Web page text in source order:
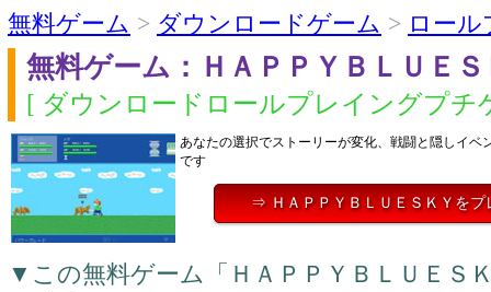
無料ゲーム > ダウンロードゲーム > ロー
無料ゲーム：ＨＡＰＰＹＢＬＵＥＳ
[ ダウンロードロールプレイングプチ
あなたの選択でストーリーが変化、戦闘と隠しイベ
です
⇒ ＨＡＰＰＹＢＬＵＥＳＫＹをプ
▼この無料ゲーム「ＨＡＰＰＹＢＬＵＥＳ